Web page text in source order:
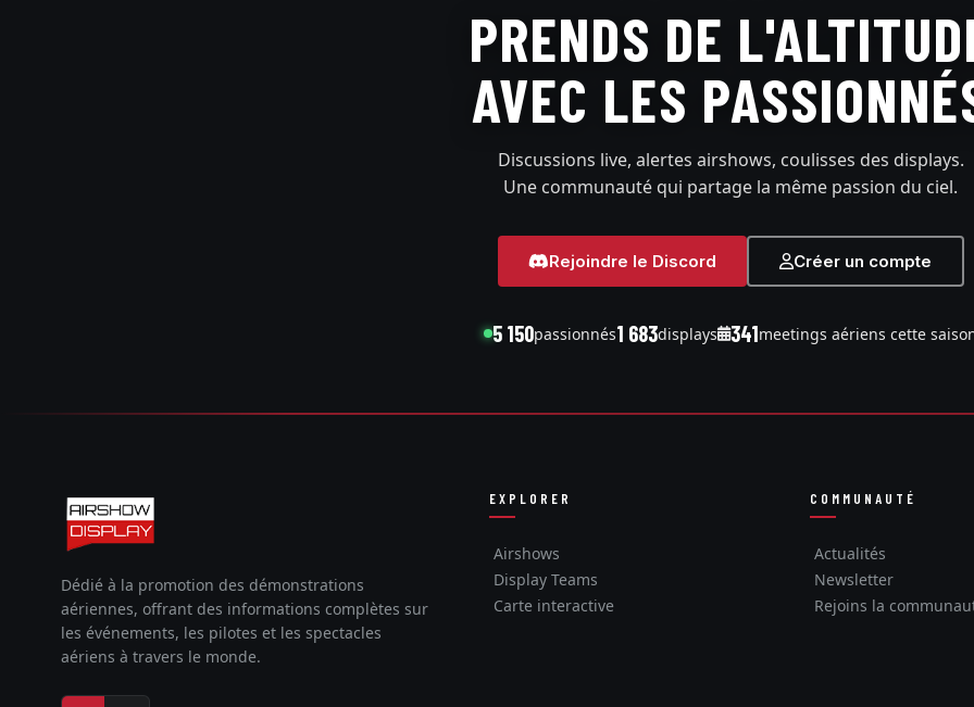
PRENDS DE
AVEC LES
Discussions live, alertes airshows, coulisses des displays.
Une communauté qui partage la même passion du ciel.
Rejoindre le Discord Créer un compte
5 150passionnés1 683displays 341meetings aériens cette
Dédié à la promotion des démonstrations
aériennes, offrant des informations complètes sur
les événements, les pilotes et les spectacles
aériens à travers le monde.
EXPLORER
Airshows
Display Teams
Carte interactive
COMMUNAUTÉ
Actualités
Newsletter
Rejoins la